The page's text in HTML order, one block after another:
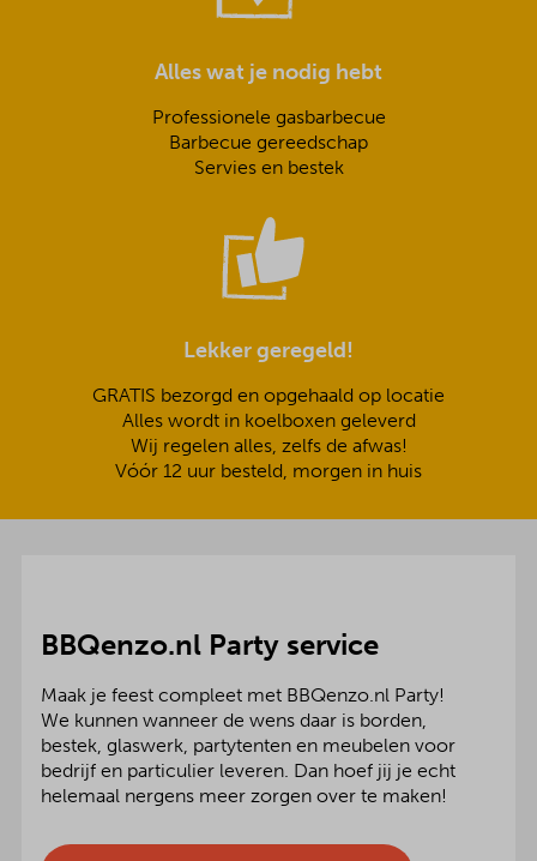
Alles wat je nodig hebt
Professionele gasbarbecue
Barbecue gereedschap
Servies en bestek
Lekker geregeld!
GRATIS bezorgd en opgehaald op locatie
Alles wordt in koelboxen geleverd
Wij regelen alles, zelfs de afwas!
Vóór 12 uur besteld, morgen in huis
BBQenzo.nl Party service
Maak je feest compleet met BBQenzo.nl Party!
We kunnen wanneer de wens daar is borden,
bestek, glaswerk, partytenten en meubelen voor
bedrijf en particulier leveren. Dan hoef jij je echt
helemaal nergens meer zorgen over te maken!